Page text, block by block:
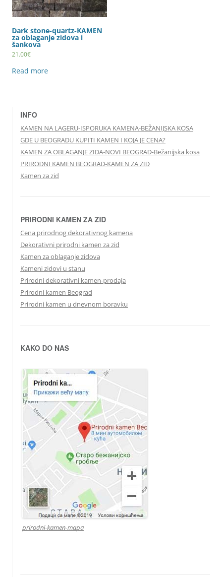
Dark stone-quartz-KAMEN
za oblaganje zidova i
šankova
21.00€
Read more
INFO
KAMEN NA LAGERU-ISPORUKA KAMENA-BEŽANIJSKA KOSA
GDE U BEOGRADU KUPITI KAMEN I KOJA JE CENA?
KAMEN ZA OBLAGANJE ZIDA-NOVI BEOGRAD-Bežanijska kosa
PRIRODNI KAMEN BEOGRAD-KAMEN ZA ZID
Kamen za zid
PRIRODNI KAMEN ZA ZID
Cena prirodnog dekorativnog kamena
Dekorativni prirodni kamen za zid
Kamen za oblaganje zidova
Kameni zidovi u stanu
Prirodni dekorativni kamen-prodaja
Prirodni kamen Beograd
Prirodni kamen u dnevnom boravku
KAKO DO NAS
prirodni-kamen-mapa